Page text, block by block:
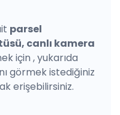
parsel
canlı kamera
için , yukarıda
görmek istediğiniz
erişebilirsiniz.